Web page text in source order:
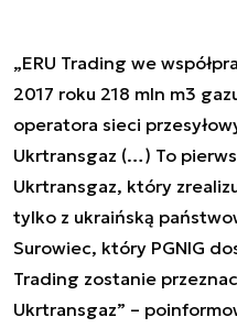
„ERU Trading we
2017 roku 218 mln m3
operatora sieci
Ukrtransgaz (…) To
Ukrtransgaz, który
tylko z ukraińską
Surowiec, który PGNIG
Trading zostanie
Ukrtransgaz” –